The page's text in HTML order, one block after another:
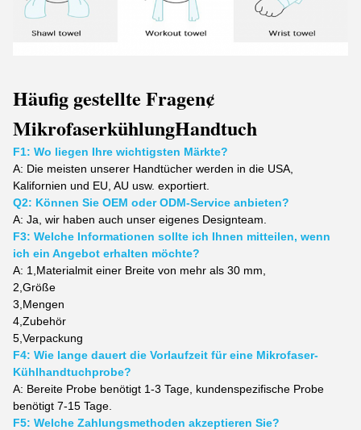
Häufig gestellte Fragen¢
MikrofaserkühlungHandtuch
F1: Wo liegen Ihre wichtigsten Märkte?
A: Die meisten unserer Handtücher werden in die USA,
Kalifornien und EU, AU usw. exportiert.
Q2: Können Sie OEM oder ODM-Service anbieten?
A: Ja, wir haben auch unser eigenes Designteam.
F3: Welche Informationen sollte ich Ihnen mitteilen, wenn
ich ein Angebot erhalten möchte?
A: 1, Materialmit einer Breite von mehr als 30 mm,
2, Größe
3, Mengen
4, Zubehör
5, Verpackung
F4: Wie lange dauert die Vorlaufzeit für eine Mikrofaser-
Kühlhandtuchprobe?
A: Bereite Probe benötigt 1-3 Tage, kundenspezifische Probe
benötigt 7-15 Tage.
F5: Welche Zahlungsmethoden akzeptieren Sie?